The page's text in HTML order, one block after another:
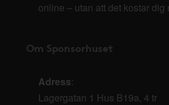
online – utan att det kostar dig
Om Sponsorhuset
Adress:
Lagergatan 1 Hus B19a, 4 tr